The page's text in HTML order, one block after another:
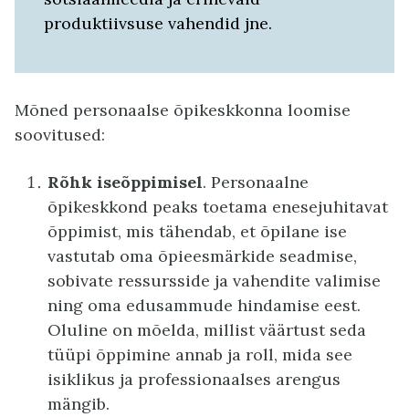
produktiivsuse vahendid jne.
Mõned personaalse õpikeskkonna loomise
soovitused:
Rõhk iseõppimisel. Personaalne
õpikeskkond peaks toetama enesejuhitavat
õppimist, mis tähendab, et õpilane ise
vastutab oma õpieesmärkide seadmise,
sobivate ressursside ja vahendite valimise
ning oma edusammude hindamise eest.
Oluline on mõelda, millist väärtust seda
tüüpi õppimine annab ja roll, mida see
isiklikus ja professionaalses arengus
mängib.